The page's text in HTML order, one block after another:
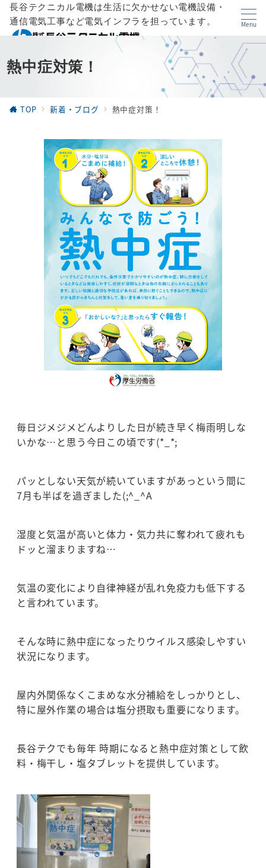
Menu
長谷テクニカル電機は生活に欠かせない電機設備・
通信電気工事など電気インフラを担っています。
熱中症対策！
TOP 新着・ブログ 熱中症対策！
毎日ジメジメどんよりした日が続き早く梅雨明しな
いかな…と思う今日この頃です(*_*;
パッとしない天気が続いていますがあっという間に
7月も半ばを過ぎました(;^_^A
湿度と気温が高いと体力・気力共に奪われて疲れも
ドッと溜まりますね…
気温の変化により自律神経が乱れ免疫力も低下する
と言われています。
そんな時に熱中症になったりウイルス感染しやすい
状況になります。
屋内外関係なくこまめな水分補給をしっかりとし、
特に屋外作業の場合は塩分摂取も重要になります。
長谷テクでも毎年 時期になると熱中症対策として飲
料・梅干し・塩タブレットを提供しています。